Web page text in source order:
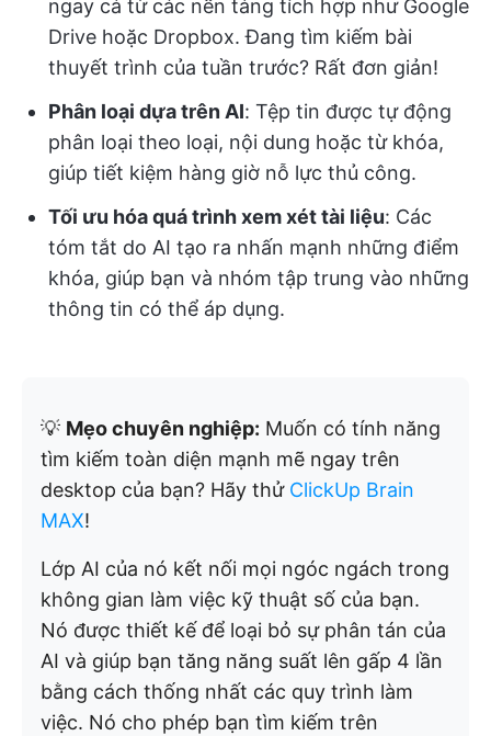
ngay cả từ các nền tảng tích hợp như Google
Drive hoặc Dropbox. Đang tìm kiếm bài
thuyết trình của tuần trước? Rất đơn giản!
Phân loại dựa trên AI: Tệp tin được tự động
phân loại theo loại, nội dung hoặc từ khóa,
giúp tiết kiệm hàng giờ nỗ lực thủ công.
Tối ưu hóa quá trình xem xét tài liệu: Các
tóm tắt do AI tạo ra nhấn mạnh những điểm
khóa, giúp bạn và nhóm tập trung vào những
thông tin có thể áp dụng.
💡 Mẹo chuyên nghiệp: Muốn có tính năng
tìm kiếm toàn diện mạnh mẽ ngay trên
desktop của bạn? Hãy thử ClickUp Brain
MAX!
Lớp AI của nó kết nối mọi ngóc ngách trong
không gian làm việc kỹ thuật số của bạn.
Nó được thiết kế để loại bỏ sự phân tán của
AI và giúp bạn tăng năng suất lên gấp 4 lần
bằng cách thống nhất các quy trình làm
việc. Nó cho phép bạn tìm kiếm trên